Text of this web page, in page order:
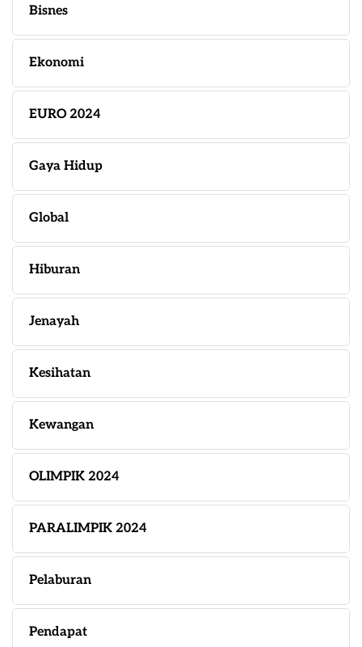
Bisnes
Ekonomi
EURO 2024
Gaya Hidup
Global
Hiburan
Jenayah
Kesihatan
Kewangan
OLIMPIK 2024
PARALIMPIK 2024
Pelaburan
Pendapat